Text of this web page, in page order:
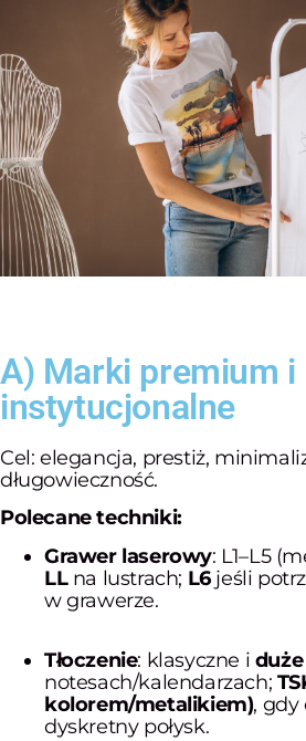
A) Marki premium i
instytucjonalne
Cel: elegancja, prestiż,
długowieczność.
Polecane techniki:
Grawer laserowy: L1–L5
LLna lustrach; L6jeśli
w grawerze.
Tłoczenie: klasyczne i
notesach/kalendarzach;
kolorem/metalikiem), gdy
dyskretny połysk.